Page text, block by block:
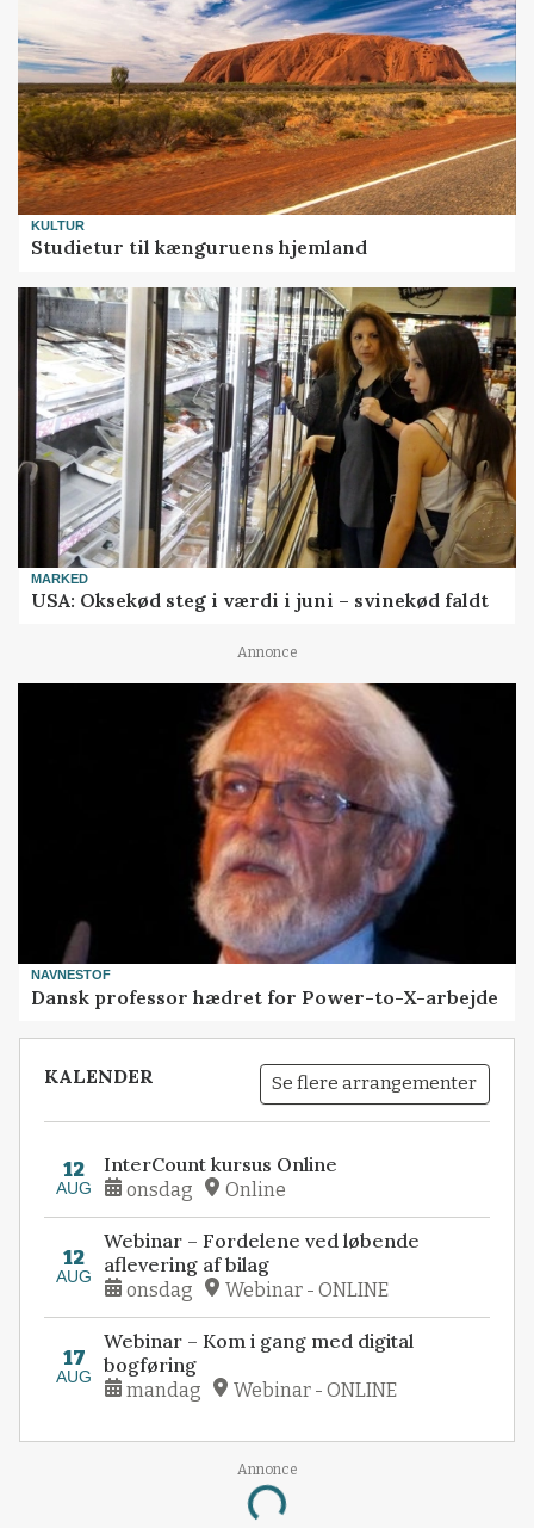
KULTUR
Studietur til kænguruens hjemland
MARKED
USA: Oksekød steg i værdi i juni – svinekød faldt
Annonce
NAVNESTOF
Dansk professor hædret for Power-to-X-arbejde
KALENDER Se flere arrangementer
12
AUG
InterCount kursus Online
onsdag Online
12
AUG
Webinar – Fordelene ved løbende
aflevering af bilag
onsdag Webinar - ONLINE
17
AUG
Webinar – Kom i gang med digital
bogføring
mandag Webinar - ONLINE
Annonce
Loading...